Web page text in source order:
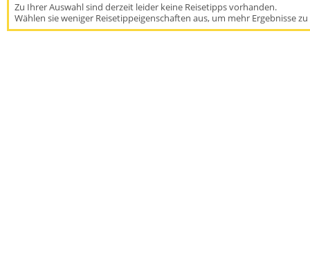
Zu Ihrer Auswahl sind derzeit leider keine Reisetipps vorhanden.
Wählen sie weniger Reisetippeigenschaften aus, um mehr Ergebnisse